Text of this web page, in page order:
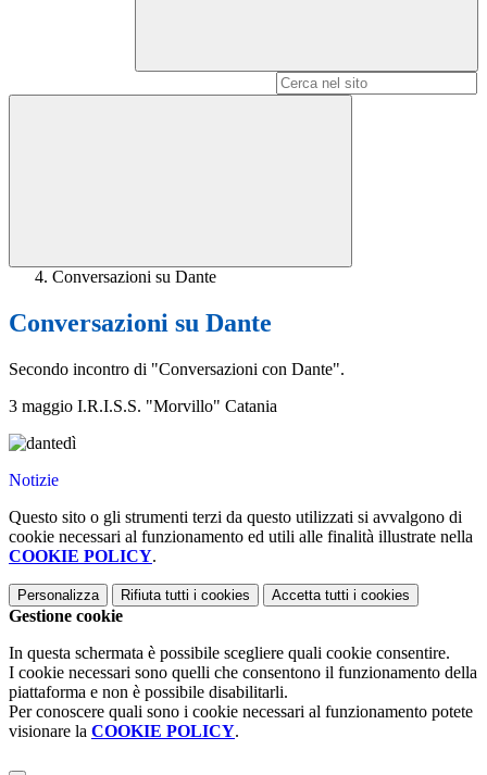
Conversazioni su Dante
Conversazioni su Dante
Secondo incontro di "Conversazioni con Dante".
3 maggio I.R.I.S.S. "Morvillo" Catania
Notizie
Questo sito o gli strumenti terzi da questo utilizzati si avvalgono di
cookie necessari al funzionamento ed utili alle finalità illustrate nella
COOKIE POLICY.
Personalizza Rifiuta tutti i cookies Accetta tutti i cookies
Gestione cookie
In questa schermata è possibile scegliere quali cookie consentire.
I cookie necessari sono quelli che consentono il funzionamento della
piattaforma e non è possibile disabilitarli.
Per conoscere quali sono i cookie necessari al funzionamento potete
visionare la COOKIE POLICY.